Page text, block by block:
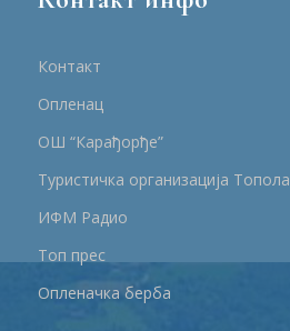
Контакт
Опленац
ОШ “Карађорђе”
Туристичка организација Топола
ИФМ Радио
Топ прес
Опленачка берба